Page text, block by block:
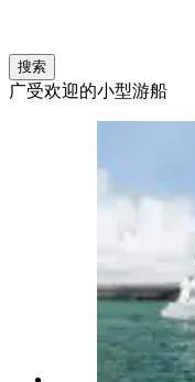
搜索
广受欢迎的小型游船